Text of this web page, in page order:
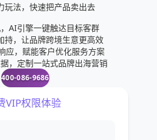
玩法，快速把产品卖出去
AI引擎一键触达目标客群
持，让品牌跨境生意更高效
应，赋能客户优化服务方案
，定制一站式品牌出海营销
400-086-9686